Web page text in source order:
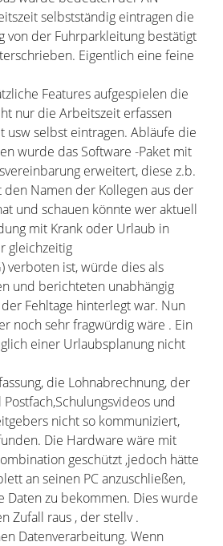
selbstständig eintragen die
von der Fuhrparkleitung bestätigt
Eigentlich eine feine
Features aufgespielen die
nur die Arbeitszeit erfassen
usw selbst eintragen. Abläufe die
wurde das Software -Paket mit
erweitert, diese z.b.
Namen der Kollegen aus der
und schauen könnte wer aktuell
mit Krank oder Urlaub in
gleichzeitig
verboten ist, würde dies als
und berichteten unabhängig
Fehltage hinterlegt war. Nun
noch sehr fragwürdig wäre . Ein
einer Urlaubsplanung nicht
die Lohnabrechnung, der
und
nicht so kommuniziert,
Die Hardware wäre mit
geschützt ,jedoch hätte
an seinen PC anzuschließen,
Daten zu bekommen. Dies wurde
Zufall raus , der stellv .
Datenverarbeitung. Wenn